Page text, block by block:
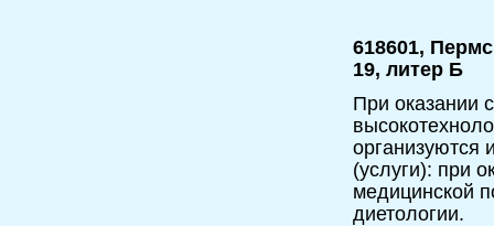
618601,
19, литер Б
При оказании
(услуги): при
медицинской
диетологии.